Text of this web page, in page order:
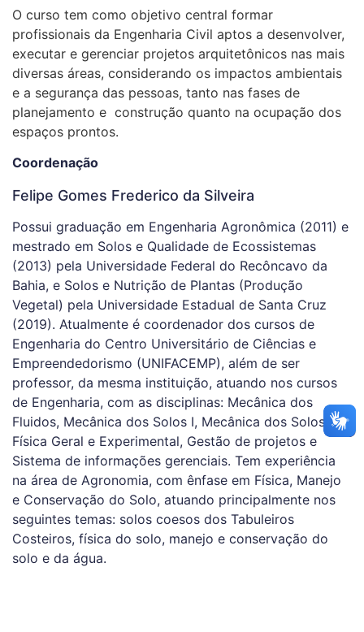
O curso tem como objetivo central formar
profissionais da Engenharia Civil aptos a desenvolver,
executar e gerenciar projetos arquitetônicos nas mais
diversas áreas, considerando os impactos ambientais
e a segurança das pessoas, tanto nas fases de
planejamento e construção quanto na ocupação dos
espaços prontos.
Coordenação
Felipe Gomes Frederico da Silveira
Possui graduação em Engenharia Agronômica (2011) e
mestrado em Solos e Qualidade de Ecossistemas
(2013) pela Universidade Federal do Recôncavo da
Bahia, e Solos e Nutrição de Plantas (Produção
Vegetal) pela Universidade Estadual de Santa Cruz
(2019). Atualmente é coordenador dos cursos de
Engenharia do Centro Universitário de Ciências e
Empreendedorismo (UNIFACEMP), além de ser
professor, da mesma instituição, atuando nos cursos
de Engenharia, com as disciplinas: Mecânica dos
Fluidos, Mecânica dos Solos I, Mecânica dos Solos II,
Física Geral e Experimental, Gestão de projetos e
Sistema de informações gerenciais. Tem experiência
na área de Agronomia, com ênfase em Física, Manejo
e Conservação do Solo, atuando principalmente nos
seguintes temas: solos coesos dos Tabuleiros
Costeiros, física do solo, manejo e conservação do
solo e da água.